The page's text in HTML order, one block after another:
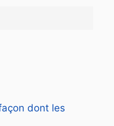
dont les